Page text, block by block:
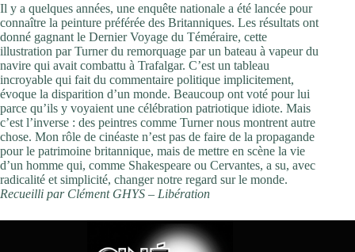
Il y a quelques années, une enquête nationale a été lancée pour
connaître la peinture préférée des Britanniques. Les résultats ont
donné gagnant le Dernier Voyage du Téméraire, cette
illustration par Turner du remorquage par un bateau à vapeur du
navire qui avait combattu à Trafalgar. C’est un tableau
incroyable qui fait du commentaire politique implicitement,
évoque la disparition d’un monde. Beaucoup ont voté pour lui
parce qu’ils y voyaient une célébration patriotique idiote. Mais
c’est l’inverse : des peintres comme Turner nous montrent autre
chose. Mon rôle de cinéaste n’est pas de faire de la propagande
pour le patrimoine britannique, mais de mettre en scène la vie
d’un homme qui, comme Shakespeare ou Cervantes, a su, avec
radicalité et simplicité, changer notre regard sur le monde.
Recueilli par Clément GHYS – Libération